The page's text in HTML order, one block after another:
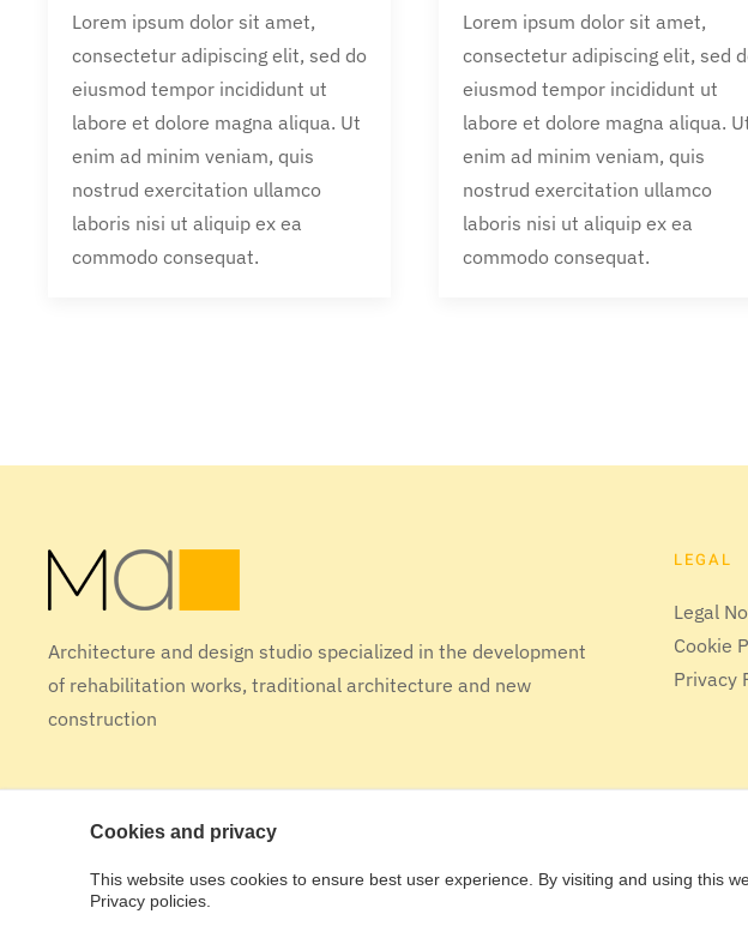
Lorem ipsum dolor sit amet,
consectetur adipiscing elit, sed do
eiusmod tempor incididunt ut
labore et dolore magna aliqua. Ut
enim ad minim veniam, quis
nostrud exercitation ullamco
laboris nisi ut aliquip ex ea
commodo consequat.
Lorem ipsum dolor sit amet,
consectetur adipiscing elit, sed
eiusmod tempor incididunt ut
labore et dolore magna aliqua.
enim ad minim veniam, quis
nostrud exercitation ullamco
laboris nisi ut aliquip ex ea
commodo consequat.
Architecture and design studio specialized in the development
of rehabilitation works, traditional architecture and new
construction
LEGAL
Legal
Cookie
Privacy
Design tactic [studio]
Cookies and privacy
This website uses cookies to ensure best user experience. By visiting and using this
Privacy policies.